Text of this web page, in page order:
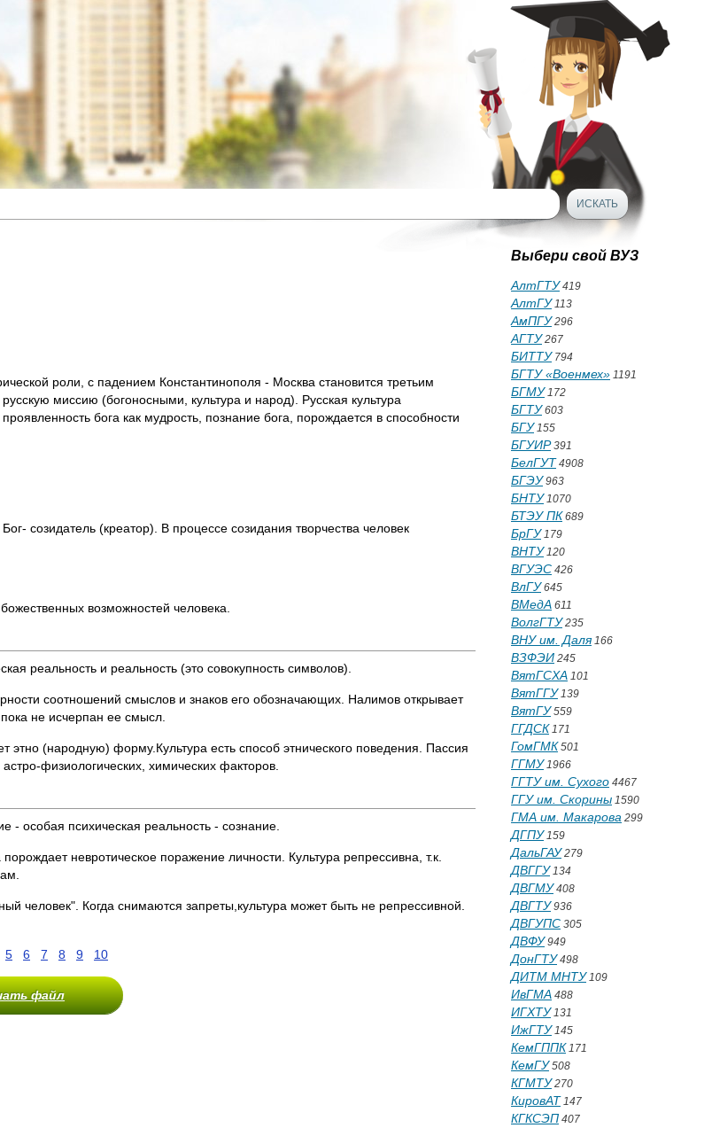
роли, с падением Константинополя - Москва становится третьим
миссию (богоносными, культура и народ). Русская культура
бога как мудрость, познание бога, порождается в способности
созидатель (креатор). В процессе созидания творчества человек
возможностей человека.
реальность и реальность (это совокупность символов).
соотношений смыслов и знаков его обозначающих. Налимов открывает
не исчерпан ее смысл.
(народную) форму.Культура есть способ этнического поведения. Пассия
физиологических, химических факторов.
- особая психическая реальность - сознание.
невротическое поражение личности. Культура репрессивна, т.к.
человек". Когда снимаются запреты,культура может быть не репрессивной.
5 6 7 8 9 10
файл
Выбери свой ВУЗ
АлтГТУ419
АлтГУ113
АмПГУ296
АГТУ267
БИТТУ794
БГТУ «Военмех» 1191
БГМУ172
БГТУ603
БГУ155
БГУИР391
БелГУТ 4908
БГЭУ963
БНТУ1070
БТЭУ ПК 689
БрГУ179
ВНТУ120
ВГУЭС 426
ВлГУ645
ВМедА 611
ВолгГТУ235
ВНУ им. Даля166
ВЗФЭИ 245
ВятГСХА 101
ВятГГУ139
ВятГУ559
ГГДСК 171
ГомГМК 501
ГГМУ1966
ГГТУ им. Сухого 4467
ГГУ им. Скорины 1590
ГМА им. Макарова 299
ДГПУ159
ДальГАУ279
ДВГГУ134
ДВГМУ408
ДВГТУ936
ДВГУПС 305
ДВФУ949
ДонГТУ498
ДИТМ МНТУ109
ИвГМА 488
ИГХТУ131
ИжГТУ145
КемГППК 171
КемГУ508
КГМТУ270
КировАТ 147
КГКСЭП 407